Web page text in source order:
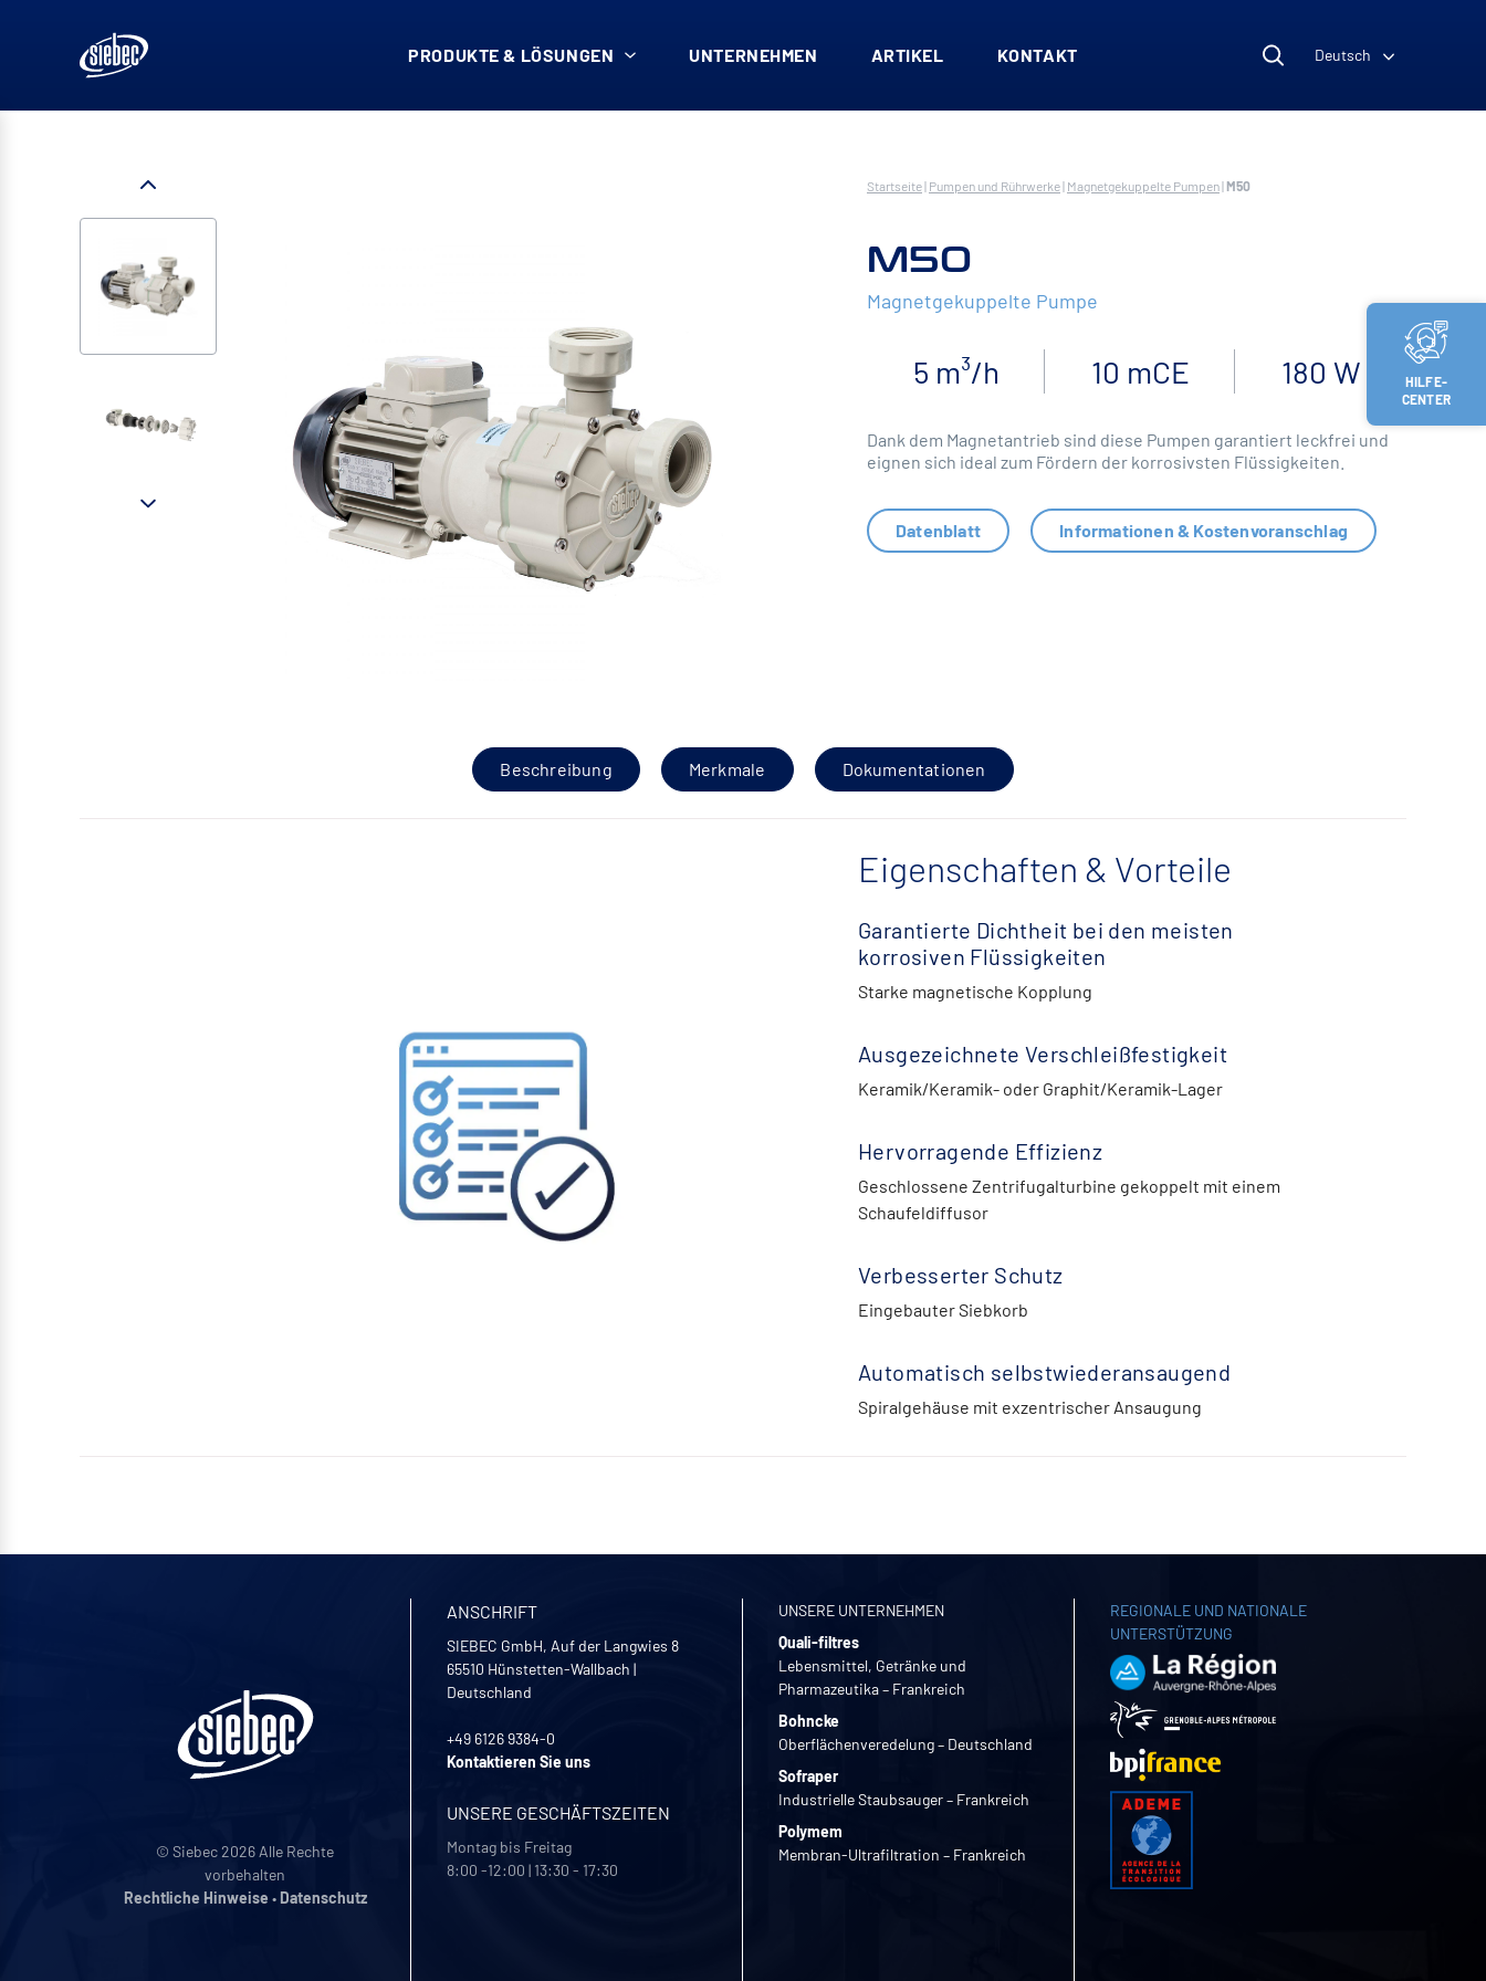
HILFE-
CENTER
PRODUKTE & LÖSUNGEN UNTERNEHMEN ARTIKEL KONTAKT Deutsch
Startseite| Pumpen und Rührwerke| Magnetgekuppelte Pumpen|M50
M50
Magnetgekuppelte Pumpe
5 m³/h 10 mCE 180 W
Dank dem Magnetantrieb sind diese Pumpen garantiert leckfrei und
eignen sich ideal zum Fördern der korrosivsten Flüssigkeiten.
Datenblatt Informationen & Kostenvoranschlag
Beschreibung Merkmale Dokumentationen
Eigenschaften & Vorteile
Garantierte Dichtheit bei den meisten
korrosiven Flüssigkeiten
Starke magnetische Kopplung
Ausgezeichnete Verschleißfestigkeit
Keramik/Keramik- oder Graphit/Keramik-Lager
Hervorragende Effizienz
Geschlossene Zentrifugalturbine gekoppelt mit einem
Schaufeldiffusor
Verbesserter Schutz
Eingebauter Siebkorb
Automatisch selbstwiederansaugend
Spiralgehäuse mit exzentrischer Ansaugung
© Siebec 2026 Alle Rechte
vorbehalten
Rechtliche Hinweise •Datenschutz
ANSCHRIFT
SIEBEC GmbH, Auf der Langwies 8
65510 Hünstetten-Wallbach |
Deutschland
+49 6126 9384-0
Kontaktieren Sie uns
UNSERE GESCHÄFTSZEITEN
Montag bis Freitag
8:00 -12:00 | 13:30 - 17:30
UNSERE UNTERNEHMEN
Quali-filtres
Lebensmittel, Getränke und
Pharmazeutika – Frankreich
Bohncke
Oberflächenveredelung – Deutschland
Sofraper
Industrielle Staubsauger – Frankreich
Polymem
Membran-Ultrafiltration – Frankreich
REGIONALE UND NATIONALE
UNTERSTÜTZUNG